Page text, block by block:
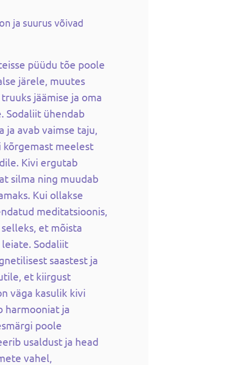
ja suurus võivad
püüdu tõe poole
järele, muutes
jäämise ja oma
Sodaliit ühendab
ja avab vaimse taju,
meelest
Kivi ergutab
silma ning muudab
Kui ollakse
meditatsioonis,
et mõista
Sodaliit
saastest ja
et kiirgust
väga kasulik kivi
harmooniat ja
poole
usaldust ja head
vahel,